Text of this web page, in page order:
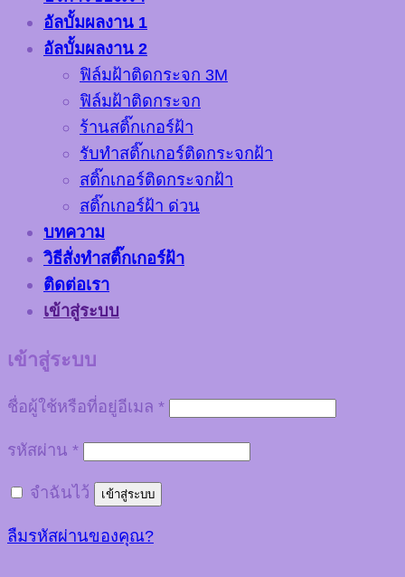
อัลบั้มผลงาน 1
อัลบั้มผลงาน 2
ฟิล์มฝ้าติดกระจก 3M
ฟิล์มฝ้าติดกระจก
ร้านสติ๊กเกอร์ฝ้า
รับทำสติ๊กเกอร์ติดกระจกฝ้า
สติ๊กเกอร์ติดกระจกฝ้า
สติ๊กเกอร์ฝ้า ด่วน
บทความ
วิธีสั่งทำสติ๊กเกอร์ฝ้า
ติดต่อเรา
เข้าสู่ระบบ
เข้าสู่ระบบ
ชื่อผู้ใช้หรือที่อยู่อีเมล *
รหัสผ่าน *
จำฉันไว้ เข้าสู่ระบบ
ลืมรหัสผ่านของคุณ?